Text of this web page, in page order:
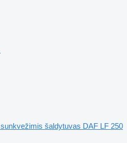
sunkvežimis šaldytuvas DAF LF 250